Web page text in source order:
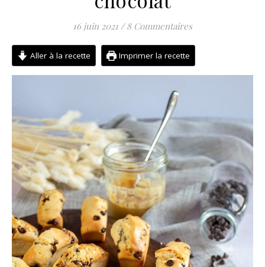
16 juin 2021 / 8 Commentaires
Aller à la recette Imprimer la recette